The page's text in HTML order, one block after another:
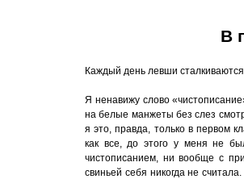
В
Каждый день левши
Я ненавижу слово
на белые манжеты без слез
я это, правда, только в первом
как все, до этого у меня не
чистописанием, ни вообще с
свиньей себя никогда не